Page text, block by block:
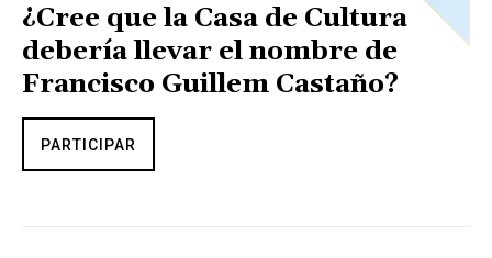
¿Cree que la Casa de Cultura
debería llevar el nombre de
Francisco Guillem Castaño?
PARTICIPAR